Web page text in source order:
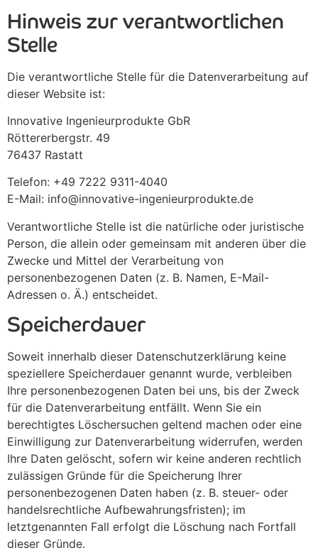
Hinweis zur verantwortlichen
Stelle
Die verantwortliche Stelle für die Datenverarbeitung auf
dieser Website ist:
Innovative Ingenieurprodukte GbR
Röttererbergstr. 49
76437 Rastatt
Telefon: +49 7222 9311-4040
E-Mail: info@innovative-ingenieurprodukte.de
Verantwortliche Stelle ist die natürliche oder juristische
Person, die allein oder gemeinsam mit anderen über die
Zwecke und Mittel der Verarbeitung von
personenbezogenen Daten (z. B. Namen, E-Mail-
Adressen o. Ä.) entscheidet.
Speicherdauer
Soweit innerhalb dieser Datenschutzerklärung keine
speziellere Speicherdauer genannt wurde, verbleiben
Ihre personenbezogenen Daten bei uns, bis der Zweck
für die Datenverarbeitung entfällt. Wenn Sie ein
berechtigtes Löschersuchen geltend machen oder eine
Einwilligung zur Datenverarbeitung widerrufen, werden
Ihre Daten gelöscht, sofern wir keine anderen rechtlich
zulässigen Gründe für die Speicherung Ihrer
personenbezogenen Daten haben (z. B. steuer- oder
handelsrechtliche Aufbewahrungsfristen); im
letztgenannten Fall erfolgt die Löschung nach Fortfall
dieser Gründe.